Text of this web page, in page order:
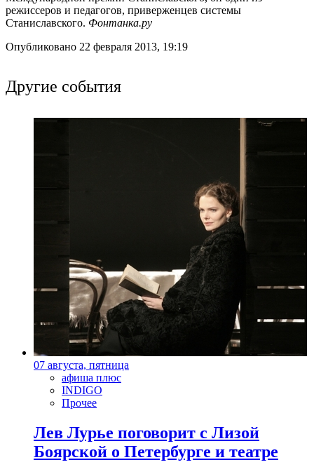
режиссеров и педагогов, приверженцев системы
Станиславского. Фонтанка.ру
Опубликовано 22 февраля 2013, 19:19
Другие события
07 августа, пятница
афиша плюс
INDIGO
Прочее
Лев Лурье поговорит с Лизой
Боярской о Петербурге и театре